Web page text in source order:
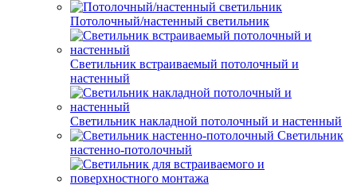
Потолочный/настенный светильник
Светильник встраиваемый потолочный и
настенный
Светильник накладной потолочный и настенный
Светильник
настенно-потолочный